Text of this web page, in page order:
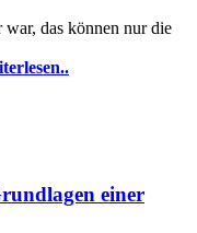
war, das können nur die
einer